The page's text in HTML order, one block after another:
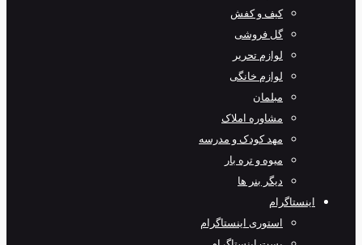
کیف و کفش
گل فروشی
لوازم تحریر
لوازم خانگی
مبلمان
مشاوره املاک
مهد کودک و مدرسه
میوه و تره بار
دیگر بنر ها
اینستاگرام
استوری اینستاگرام